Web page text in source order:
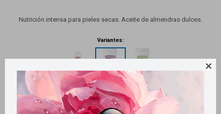

Nutrición intensa para pieles secas. Aceite de almendras dulces.
Variantes:
Métodos y costos de envío